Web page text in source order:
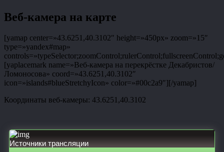
Веб-камера на карте
[yamap center=»43.6251,40.3102″ height=»450px» zoom=»15″
type=»yandex#map»
[yaplacemark name=»Веб-камера на перекрёстке Декабристов/
Ломоносова» coord=»43.6251,40.3102″
icon=»islands#blueStretchyIcon» color=»#00c2a9″][/yamap]
Координаты веб-камеры: 43.6251,40.3102
Источники трансляции